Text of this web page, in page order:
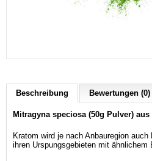
Beschreibung Bewertungen (0)
Mitragyna speciosa (50g Pulver)
Kratom wird je nach Anbauregion
ihren Urspungsgebieten mit